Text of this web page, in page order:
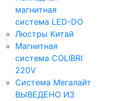
магнитная
система LED-DO
Люстры Китай
Магнитная
система COLIBRI
220V
Система Мегалайт
ВЫВЕДЕНО ИЗ